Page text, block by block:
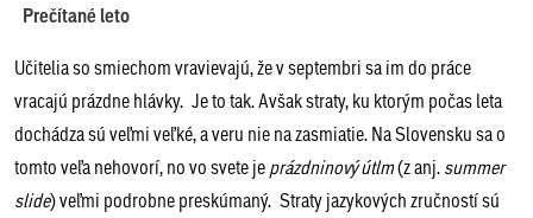
Prečítané leto
Učitelia so smiechom vravievajú, že v septembri sa im do práce
vracajú prázdne hlávky. Je to tak. Avšak straty, ku ktorým počas leta
dochádza sú veľmi veľké, a veru nie na zasmiatie. Na Slovensku sa o
tomto veľa nehovorí, no vo svete jeprázdninový útlm(z anj.summer
slide) veľmi podrobne preskúmaný. Straty jazykových zručností sú